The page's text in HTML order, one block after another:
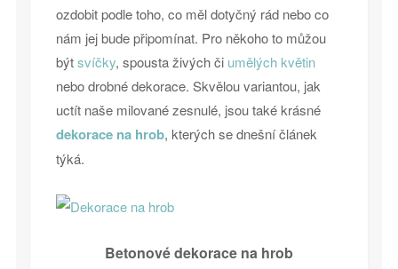
ozdobit podle toho, co měl dotyčný rád nebo co
nám jej bude připomínat. Pro někoho to můžou
býtsvíčky, spousta živých či umělých květin
nebo drobné dekorace. Skvělou variantou, jak
uctít naše milované zesnulé, jsou také krásné
dekorace na hrob, kterých se dnešní článek
týká.
Betonové dekorace na hrob